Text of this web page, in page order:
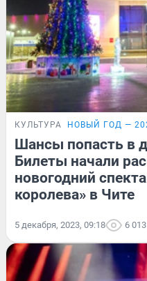
КУЛЬТУРА НОВЫЙ ГОД —
Шансы попасть в
Билеты начали
новогодний
королева» в Чите
5 декабря, 2023, 09:18 6 013